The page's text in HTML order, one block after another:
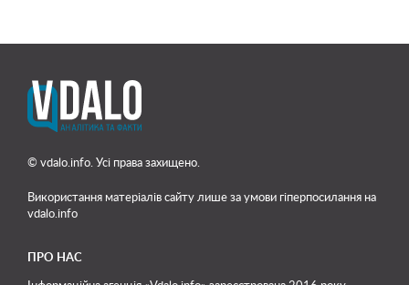
© vdalo.info. Усі права захищено.
Використання матеріалів сайту лише за умови гіперпосилання на
vdalo.info
ПРО НАС